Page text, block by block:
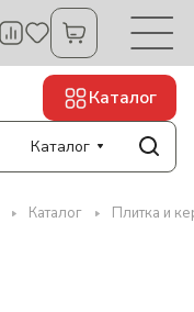
Каталог
Каталог
Каталог Плитка и